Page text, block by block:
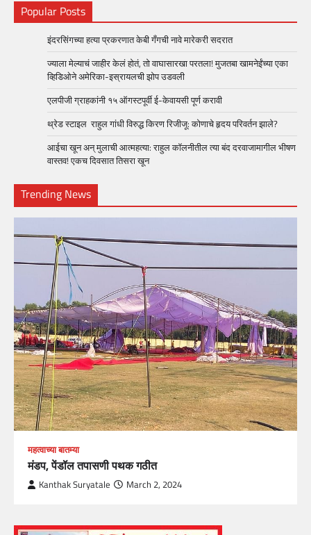
Popular Posts
इंदरसिंगच्या हत्या प्रकरणात केबी गँगची नावे मारेकरी सदरात
ज्याला मेल्याचं जाहीर केलं होतं, तो वाघासारखा परतला! मुजतबा खामनेईंच्या एका
व्हिडिओने अमेरिका-इस्रायलची झोप उडवली
एलपीजी ग्राहकांनी १५ ऑगस्टपूर्वी ई-केवायसी पूर्ण करावी
थ्रेड स्टाइल राहुल गांधी विरुद्ध किरण रिजीजू: कोणाचे हृदय परिवर्तन झाले?
आईचा खून अन् मुलाची आत्महत्या: राहुल कॉलनीतील त्या बंद दरवाजामागील भीषण
वास्तव! एकच दिवसात तिसरा खून
Trending News
महत्वाच्या बातम्या
मंडप, पेंडॉल तपासणी पथक गठीत
Kanthak Suryatale March 2, 2024